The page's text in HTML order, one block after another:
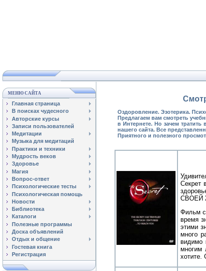
МЕНЮ САЙТА
Главная страница
В поисках чудесного
Авторские курсы
Записи пользователей
Медитации
Музыка для медитаций
Практики и техники
Мудрость веков
Здоровье
Магия
Вопрос-ответ
Психологические тесты
Психологическая помощь
Новости
Библиотека
Каталоги
Полезные программы
Доска объявлений
Отдых и общение
Гостевая книга
Регистрация
Оздоровление. Эзотерика.
Предлагаем вам смотреть
в Интернете. Но зачем
нашего сайта. Все
Приятного и полезного
Секрет
СВОЕЙ
Фильм
время
этими
много
видимо
многим
хотите.